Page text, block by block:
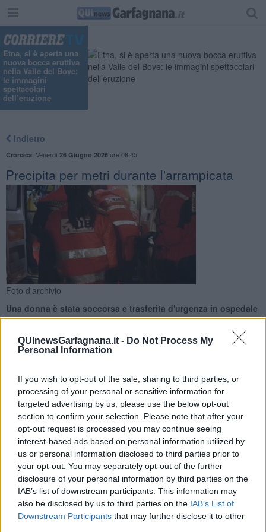
QUInewsGarfagnana.it - Do Not Process My
Personal Information
If you wish to opt-out of the sale, sharing to third parties, or
processing of your personal or sensitive information for
targeted advertising by us, please use the below opt-out
section to confirm your selection. Please note that after your
opt-out request is processed you may continue seeing
interest-based ads based on personal information utilized by
us or personal information disclosed to third parties prior to
your opt-out. You may separately opt-out of the further
disclosure of your personal information by third parties on the
IAB’s list of downstream participants. This information may
also be disclosed by us to third parties on the IAB’s List of
Downstream Participants that may further disclose it to other
Etna, si è aperta una
nuova bocca eruttiva
nella Valle del Bove:
le immagini
spettacolari
dell’eruzione
Indietro
Cronaca Venerdì 26 Giugno 2026ore 08:45
Precipita per metri durante l'arrampicata
Foto d'archivio
Una donna è stata soccorsa e trasferita d'urgenza in ospedale
per il politrauma riportato durante la caduta sui monti delle
MOLAZZANA —Una donna di 29 anni è precipitata per metri
durante l'arrampicata sulla Strada delle Rocchette a Molazzana. La
giovane è stata soccorsa in codice rosso, per dinamica, con
politrauma.
I compagni di arrampicata l’hanno calata a terra e hanno attivato i
soccorsi intorno alle 20,40.